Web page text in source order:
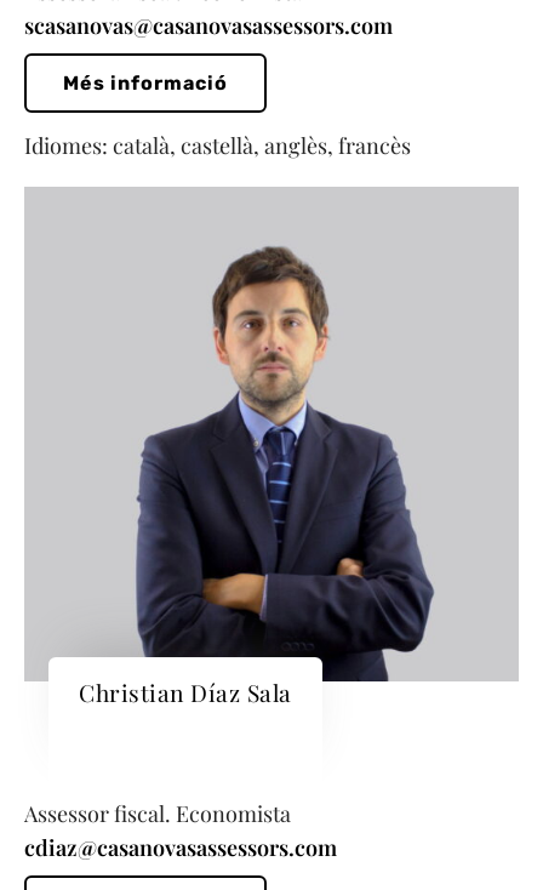
scasanovas@casanovasassessors.com
Més informació
Idiomes: català, castellà, anglès, francès
Christian Díaz Sala
Assessor fiscal. Economista
cdiaz@casanovasassessors.com